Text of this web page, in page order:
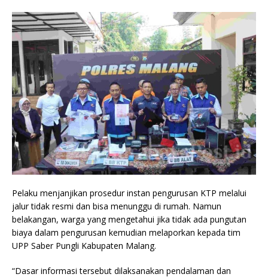
Pelaku menjanjikan prosedur instan pengurusan KTP melalui
jalur tidak resmi dan bisa menunggu di rumah. Namun
belakangan, warga yang mengetahui jika tidak ada pungutan
biaya dalam pengurusan kemudian melaporkan kepada tim
UPP Saber Pungli Kabupaten Malang.
“Dasar informasi tersebut dilaksanakan pendalaman dan